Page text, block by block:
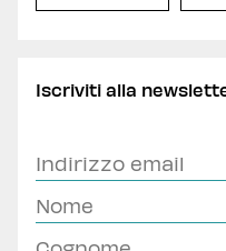
Iscriviti alla